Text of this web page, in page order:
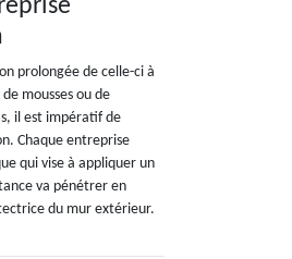
prolongée de celle-ci à
mousses ou de
il est impératif de
Chaque entreprise
qui vise à appliquer un
va pénétrer en
du mur extérieur.